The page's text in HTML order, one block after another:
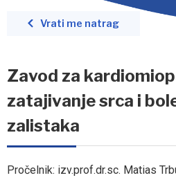
Vrati me natrag
Zavod za
zatajivanje srca i
zalistaka
Pročelnik: izv.prof.dr.sc. Matias